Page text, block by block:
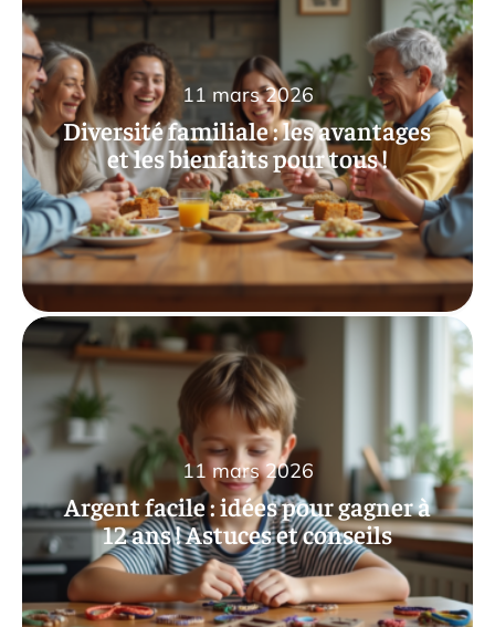
Diversité familiale : les avantages
et les bienfaits pour tous !
11 mars 2026
Argent facile : idées pour gagner à
12 ans ! Astuces et conseils
11 mars 2026